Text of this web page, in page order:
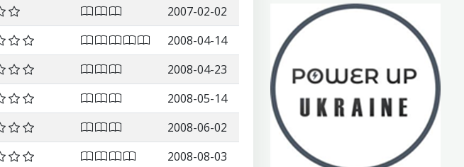
2007-02-02
2008-04-14
2008-04-23
2008-05-14
2008-06-02
2008-08-03